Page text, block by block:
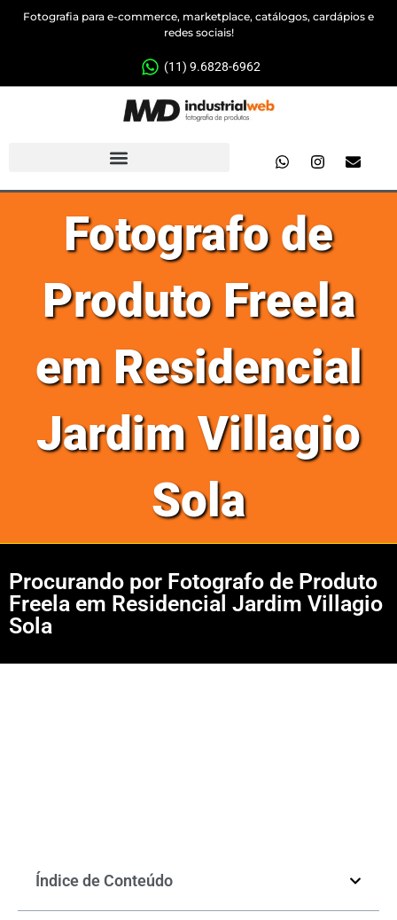
Fotografia para e-commerce, marketplace, catálogos, cardápios e
redes sociais!
(11) 9.6828-6962
Fotografo de
Produto Freela
em Residencial
Jardim Villagio
Sola
Procurando por Fotografo de Produto
Freela em Residencial Jardim Villagio
Sola
Índice de Conteúdo